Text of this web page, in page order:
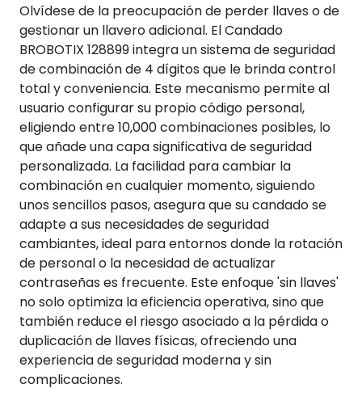
Olvídese de la preocupación de perder llaves o de
gestionar un llavero adicional. El Candado
BROBOTIX 128899 integra un sistema de seguridad
de combinación de 4 dígitos que le brinda control
total y conveniencia. Este mecanismo permite al
usuario configurar su propio código personal,
eligiendo entre 10,000 combinaciones posibles, lo
que añade una capa significativa de seguridad
personalizada. La facilidad para cambiar la
combinación en cualquier momento, siguiendo
unos sencillos pasos, asegura que su candado se
adapte a sus necesidades de seguridad
cambiantes, ideal para entornos donde la rotación
de personal o la necesidad de actualizar
contraseñas es frecuente. Este enfoque 'sin llaves'
no solo optimiza la eficiencia operativa, sino que
también reduce el riesgo asociado a la pérdida o
duplicación de llaves físicas, ofreciendo una
experiencia de seguridad moderna y sin
complicaciones.